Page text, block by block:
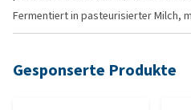
Fermentiert in pasteurisierter Milch,
Gesponserte Produkte